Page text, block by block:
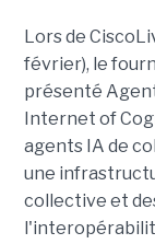
Lors de
février), le
présenté
Internet of
agents IA de
une
collective et